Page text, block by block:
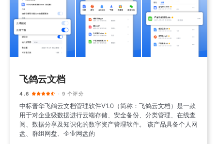
飞鸽云文档
4.6 · 9 个评分
中标普华飞鸽云文档管理软件V1.0（简称：飞鸽云文档）是一款
用于对企业级数据进行云端存储、安全备份、分类管理、在线查
阅、数据分享及知识化的数字资产管理软件。 该产品具备个人网
盘、群组网盘、企业网盘的